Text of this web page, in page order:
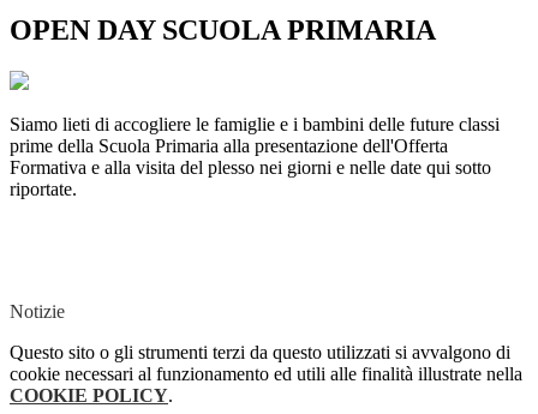
OPEN DAY SCUOLA PRIMARIA
Siamo lieti di accogliere le famiglie e i bambini delle future classi
prime della Scuola Primaria alla presentazione dell'Offerta
Formativa e alla visita del plesso nei giorni e nelle date qui sotto
riportate.
Notizie
Questo sito o gli strumenti terzi da questo utilizzati si avvalgono di
cookie necessari al funzionamento ed utili alle finalità illustrate nella
COOKIE POLICY.